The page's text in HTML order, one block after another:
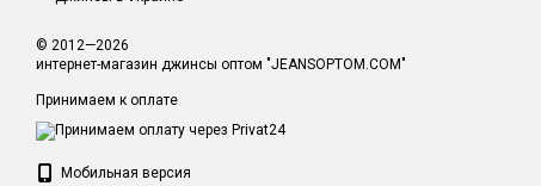
© 2012—2026
интернет-магазин джинсы оптом "JEANSOPTOM.COM"
Принимаем к оплате
Мобильная версия